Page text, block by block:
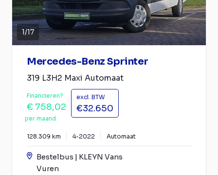
1/17
Mercedes-Benz Sprinter
319 L3H2 Maxi Automaat
Financieren?
€ 758,02
per maand
excl. BTW
€32.650
128.309 km 4-2022 Automaat
Bestelbus | KLEYN Vans
Vuren